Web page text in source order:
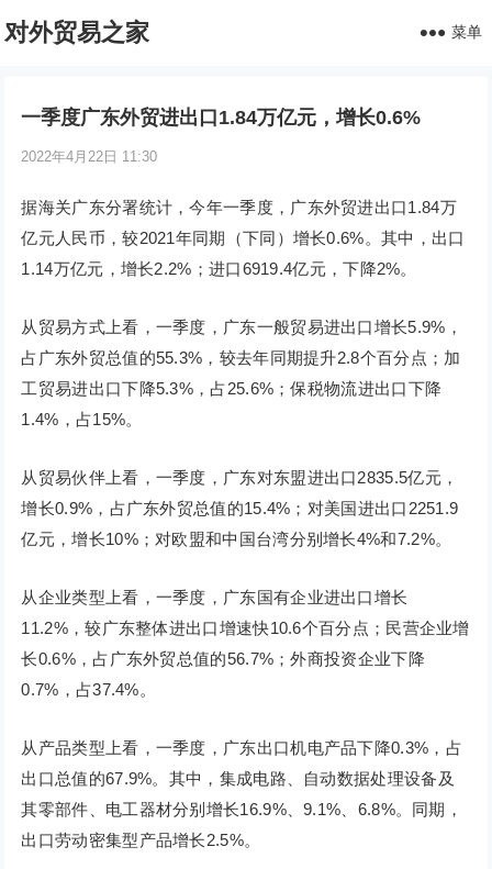
对外贸易之家 菜单
一季度广东外贸进出口1.84万亿元，增长0.6%
2022年4月22日 11:30
据海关广东分署统计，今年一季度，广东外贸进出口1.84万
亿元人民币，较2021年同期（下同）增长0.6%。其中，出口
1.14万亿元，增长2.2%；进口6919.4亿元，下降2%。
从贸易方式上看，一季度，广东一般贸易进出口增长5.9%，
占广东外贸总值的55.3%，较去年同期提升2.8个百分点；加
工贸易进出口下降5.3%，占25.6%；保税物流进出口下降
1.4%，占15%。
从贸易伙伴上看，一季度，广东对东盟进出口2835.5亿元，
增长0.9%，占广东外贸总值的15.4%；对美国进出口2251.9
亿元，增长10%；对欧盟和中国台湾分别增长4%和7.2%。
从企业类型上看，一季度，广东国有企业进出口增长
11.2%，较广东整体进出口增速快10.6个百分点；民营企业增
长0.6%，占广东外贸总值的56.7%；外商投资企业下降
0.7%，占37.4%。
从产品类型上看，一季度，广东出口机电产品下降0.3%，占
出口总值的67.9%。其中，集成电路、自动数据处理设备及
其零部件、电工器材分别增长16.9%、9.1%、6.8%。同期，
出口劳动密集型产品增长2.5%。